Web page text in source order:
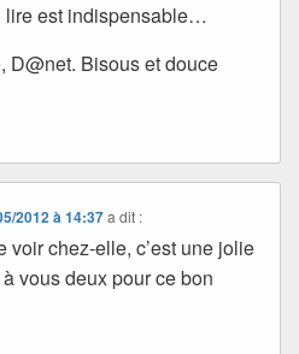
lire est indispensable…
D@net. Bisous et douce
2012 à 14:37 a dit :
voir chez-elle, c’est une jolie
vous deux pour ce bon